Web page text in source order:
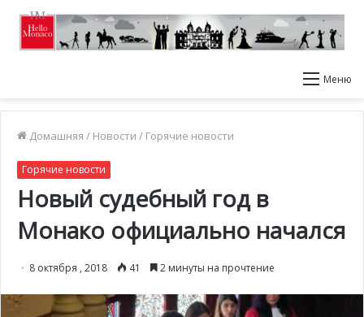
Меню
Домашняя / Новости / Горячие новости
Горячие новости
Новый судебный год в
Монако официально начался
8 октября , 2018 41 2 минуты на прочтение